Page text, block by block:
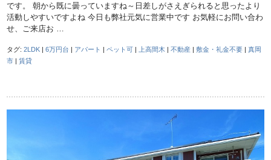
です。 朝から既に曇っていますね～日差しがさえぎられると思ったより
活動しやすいですよね 今日も弊社元気に営業中です お気軽にお問い合わ
せ、ご来店お …
タグ:2LDK |6万円台 アパート |ペット可 上高間木 |不動産 |敷金・礼金不要 |真岡
市 |賃貸